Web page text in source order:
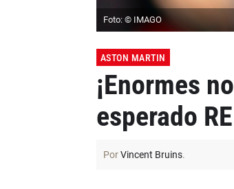
Foto: © IMAGO
ASTON MARTIN
¡Enormes
esperado
PorVincent Bruins.